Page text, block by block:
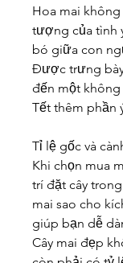
Hoa mai
tượng của tình
bó giữa con
Được trưng
đến một
Tết thêm phần
Tỉ lệ gốc và
Khi chọn mua
trí đặt cây
mai sao cho
giúp bạn dễ
Cây mai đẹp